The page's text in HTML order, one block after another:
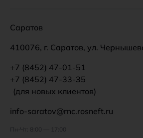
Саратов
410076, г. Саратов, ул.
+7 (8452) 47-01-51
+7 (8452) 47-33-35
(для новых клиентов)
info-saratov@rnc.rosneft.ru
Пн-Чт: 8:00 — 17:00